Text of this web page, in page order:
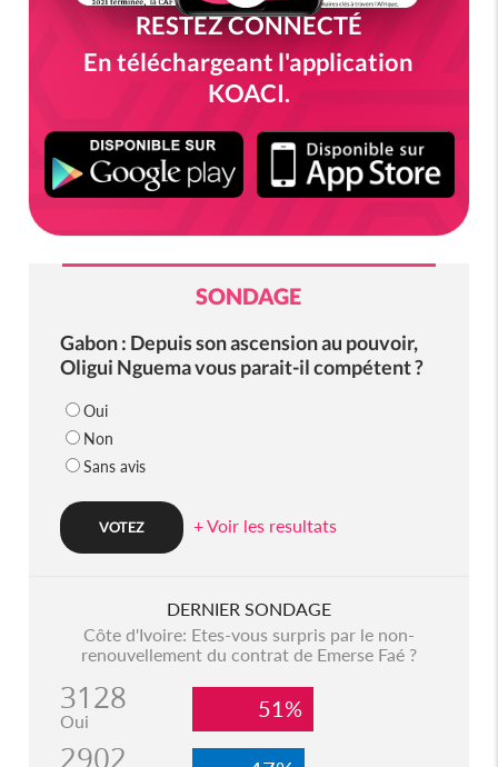
RESTEZ CONNECTÉ
En téléchargeant l'application
KOACI.
SONDAGE
Gabon : Depuis son ascension au pouvoir,
Oligui Nguema vous parait-il compétent ?
Oui
Non
Sans avis
+ Voir les resultats
DERNIER SONDAGE
Côte d'Ivoire: Etes-vous surpris par le non-
renouvellement du contrat de Emerse Faé ?
3128
Oui 51%
2902